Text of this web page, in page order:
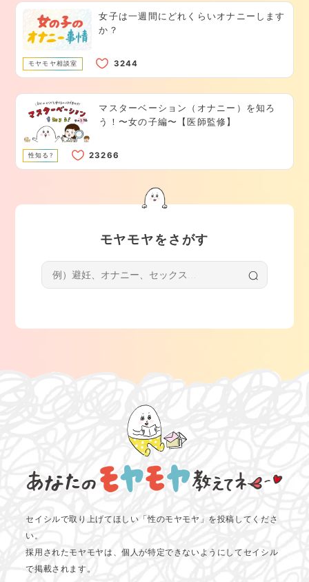
女子は一週間にどれくらいオナニーします
か？
モヤモヤ相談室
マスターベーション（オナニー）を知ろ
う！〜女の子編〜【医師監修】
性知る?
モヤモヤをさがす
セイシルで取り上げてほしい「性のモヤモヤ」を投稿してくださ
い。
採用されたモヤモヤは、個人が特定できないようにしてセイシル
で掲載されます。